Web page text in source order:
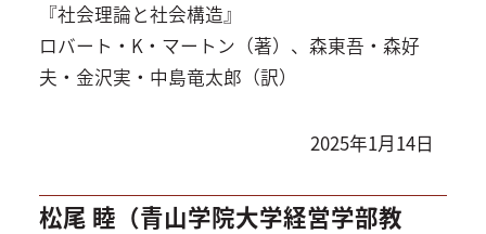
『社会理論と社会構造』
ロバート・K・マートン（著）、森東吾・森好
夫・金沢実・中島竜太郎（訳）
2025年1月14日
松尾 睦（青山学院大学経営学部教